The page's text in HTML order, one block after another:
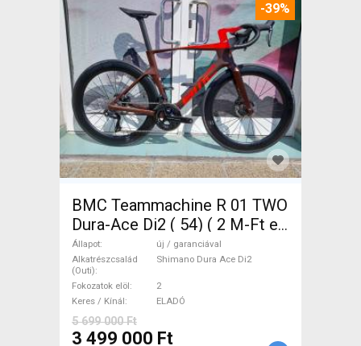
-39%
BMC Teammachine R 01 TWO
Dura-Ace Di2 ( 54) ( 2 M-Ft e
Országúti Shimano Dura Ace
Di2 tárcsafék új / garanciával
ELADÓ
Állapot
új / garanciával
Alkatrészcsalád
(Outi)
Shimano Dura Ace Di2
Fokozatok elöl
2
Keres / Kínál
ELADÓ
5 699 000 Ft
3 499 000 Ft